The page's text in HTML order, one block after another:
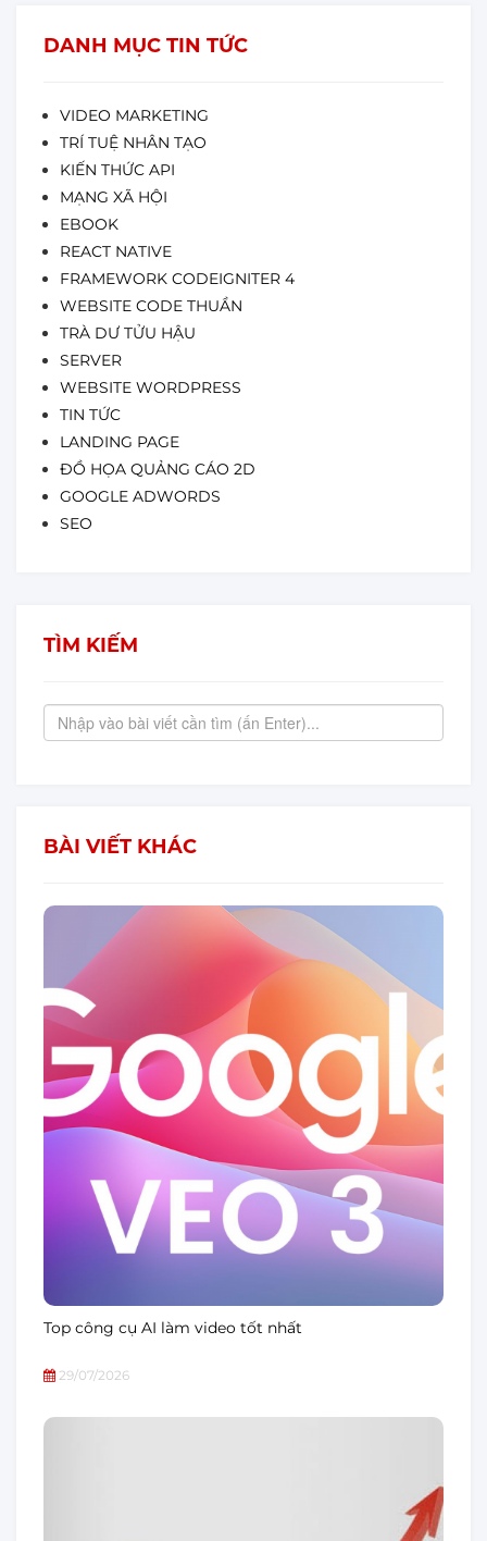
DANH MỤC TIN TỨC
VIDEO MARKETING
TRÍ TUỆ NHÂN TẠO
KIẾN THỨC API
MẠNG XÃ HỘI
EBOOK
REACT NATIVE
FRAMEWORK CODEIGNITER 4
WEBSITE CODE THUẦN
TRÀ DƯ TỬU HẬU
SERVER
WEBSITE WORDPRESS
TIN TỨC
LANDING PAGE
ĐỒ HỌA QUẢNG CÁO 2D
GOOGLE ADWORDS
SEO
TÌM KIẾM
BÀI VIẾT KHÁC
Top công cụ AI làm video tốt nhất
29/07/2026